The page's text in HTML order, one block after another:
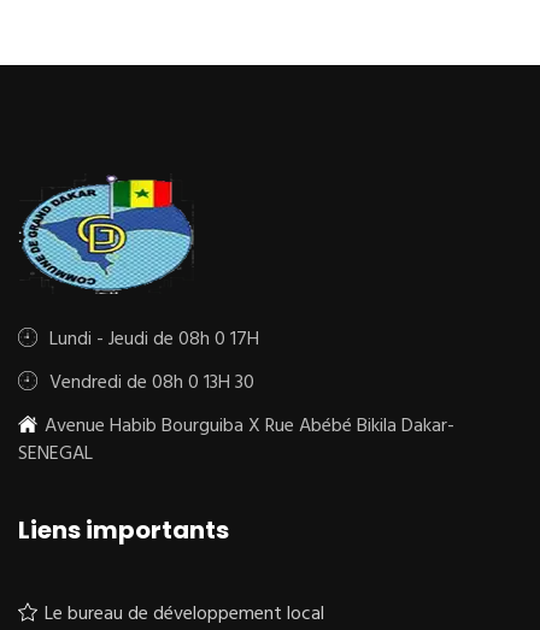
Lundi - Jeudi de 08h 0 17H
Vendredi de 08h 0 13H 30
Avenue Habib Bourguiba X Rue Abébé Bikila Dakar-
SENEGAL
Liens importants
Le bureau de développement local